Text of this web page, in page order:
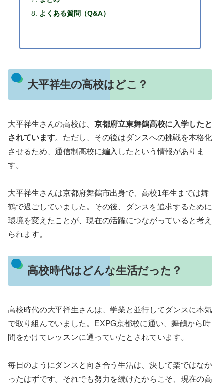
よくある質問（Q&A）
大平祥生の高校はどこ？
大平祥生さんの高校は、 京都府立東舞鶴高校に入学したと
されています。ただし、その後はダンスへの挑戦を本格化
させるため、通信制高校に編入したという情報がありま
す。
大平祥生さんは京都府舞鶴市出身で、高校1年生までは舞
鶴で過ごしていました。その後、ダンスを追求するために
環境を変えたことが、現在の活躍につながっていると考え
られます。
高校時代はどんな生活だった？
高校時代の大平祥生さんは、学業と並行してダンスに本気
で取り組んでいました。EXPG京都校に通い、舞鶴から時
間をかけてレッスンに通っていたとされています。
毎日のようにダンスと向き合う生活は、決して楽ではなか
ったはずです。それでも努力を続けたからこそ、現在の高